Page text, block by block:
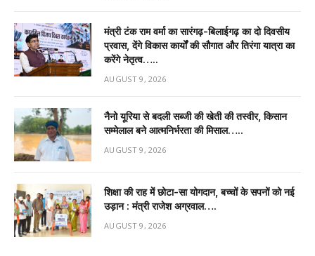
मंत्री टंक राम वर्मा का सारंगढ़-बिलाईगढ़ का दो दिवसीय
प्रवास, देंगे विकास कार्यों की सौगात और तिरंगा यात्रा का
करेंगे नेतृत्व…..
AUGUST 9, 2026
नैनो यूरिया से बदली सब्जी की खेती की तस्वीर, किसान
सम्मेलाल बने आत्मनिर्भरता की मिसाल…..
AUGUST 9, 2026
शिक्षा की राह में छोटा-सा योगदान, बच्चों के सपनों को नई
उड़ान : मंत्री राजेश अग्रवाल….
AUGUST 9, 2026